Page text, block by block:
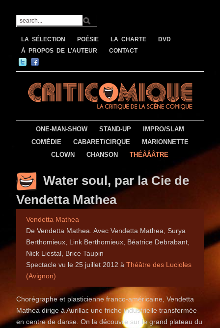
LA SÉLECTION POÉSIE LA CHARTE
DVD
À PROPOS DE L’AUTEUR
CONTACT
ONE-MAN-SHOW STAND-UP
IMPRO/SLAM
COMÉDIE
CABARET/CIRQUE
MARIONNETTE
CLOWN
CHANSON THÉÂÂÂTRE
Water soul, par la Cie de
Vendetta Mathea
Vendetta Mathea
De Vendetta Mathea. Avec Vendetta Mathea, Surya
Berthomieux, Link Berthomieux, Béatrice Debrabant,
Nick Liestal, Brice Taupin
Spectacle vu le 25 juillet 2012 àThéâtre des Lucioles
(Avignon)
Chorégraphe et plasticienne franco-américaine, Vendetta
Mathea dirige à Aurillac une friche industrielle transformée
en centre de danse. On la découvre sur le grand plateau du